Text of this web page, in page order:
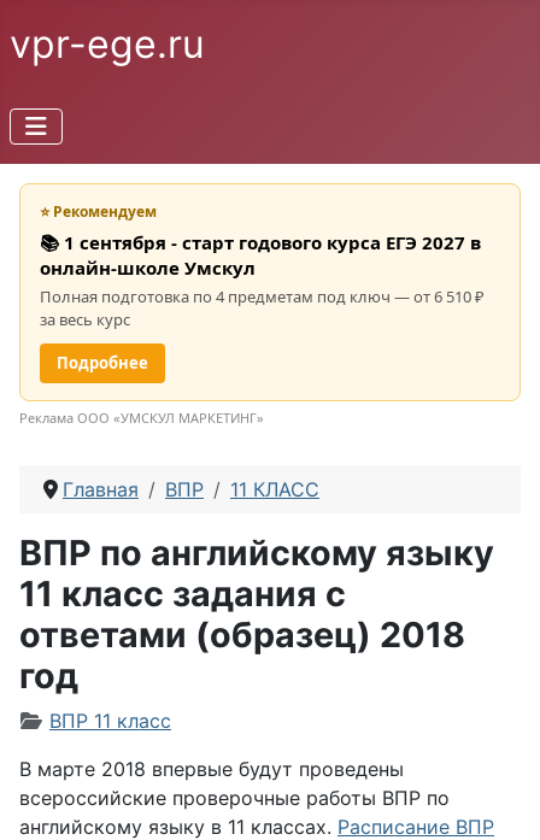
vpr-ege.ru
⭐ Рекомендуем
📚 1 сентября - старт годового курса ЕГЭ 2027 в
онлайн-школе Умскул
Полная подготовка по 4 предметам под ключ — от 6 510 ₽
за весь курс
Подробнее
Реклама ООО «УМСКУЛ МАРКЕТИНГ»
Главная ВПР 11 КЛАСС
ВПР по английскому языку
11 класс задания с
ответами (образец) 2018
год
Информация о материале
ВПР 11 класс
В марте 2018 впервые будут проведены
всероссийские проверочные работы ВПР по
английскому языку в 11 классах. Расписание ВПР